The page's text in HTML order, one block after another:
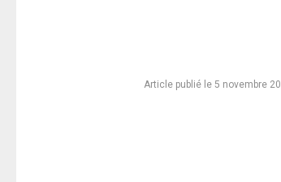
Article publié le 5 novembre